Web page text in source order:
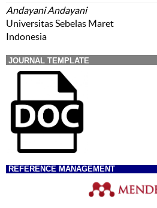
Andayani Andayani
Universitas Sebelas Maret
Indonesia
JOURNAL TEMPLATE
REFERENCE MANAGEMENT